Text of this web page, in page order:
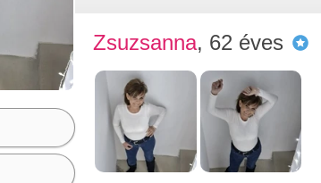
Zsuzsanna, 62 éves